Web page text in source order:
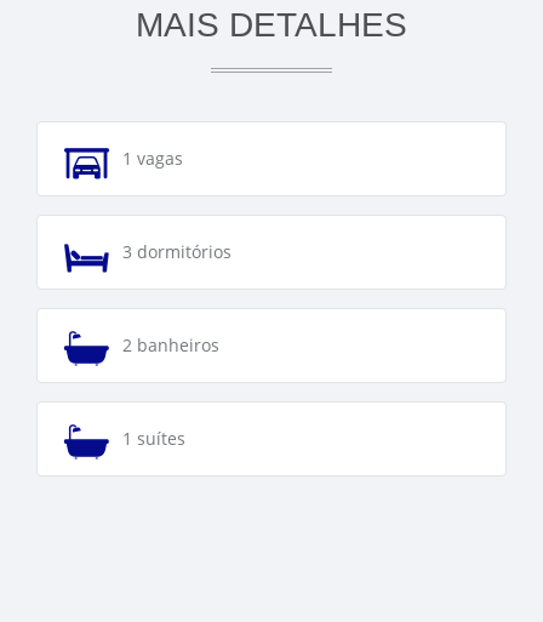
MAIS DETALHES
1 vagas
3 dormitórios
2 banheiros
1 suítes